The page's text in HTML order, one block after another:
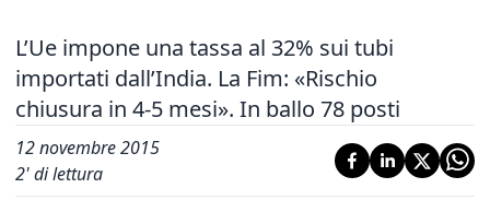
L’Ue impone una tassa al 32% sui tubi
importati dall’India. La Fim: «Rischio
chiusura in 4-5 mesi». In ballo 78 posti
12 novembre 2015
2' di lettura